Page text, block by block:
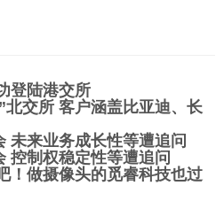
登陆港交所
北交所 客户涵盖比亚迪、长
未来业务成长性等遭追问
控制权稳定性等遭追问
！做摄像头的觅睿科技也过